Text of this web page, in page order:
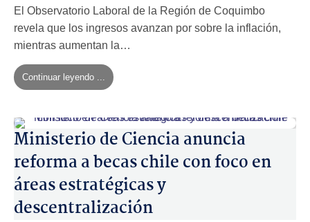
El Observatorio Laboral de la Región de Coquimbo
revela que los ingresos avanzan por sobre la inflación,
mientras aumentan la…
Continuar leyendo ...
Ministerio de Ciencia anuncia
reforma a becas chile con foco en
áreas estratégicas y
descentralización